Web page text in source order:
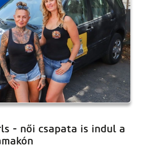
- női csapata is indul a